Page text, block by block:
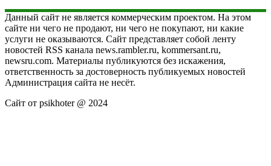
Данный сайт не является коммерческим проектом. На этом
сайте ни чего не продают, ни чего не покупают, ни какие
услуги не оказываются. Сайт представляет собой ленту
новостей RSS канала news.rambler.ru, kommersant.ru,
newsru.com. Материалы публикуются без искажения,
ответственность за достоверность публикуемых новостей
Администрация сайта не несёт.
Сайт от psikhoter @ 2024